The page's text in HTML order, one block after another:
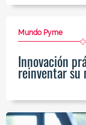
Mundo Pyme
Innovación
reinventar su